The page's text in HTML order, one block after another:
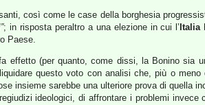
così come le case della borghesia
; in risposta peraltro a una elezione in cui l’ Italia
Paese.
effetto (per quanto, come dissi, la Bonino sia
questo voto con analisi che, più o meno
insieme sarebbe una ulteriore prova di quella
ideologici, di affrontare i problemi invece